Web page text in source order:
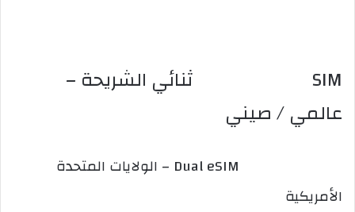
SIM ثنائي الشريحة –
عالمي / صيني
Dual eSIM – الولايات المتحدة
الأمريكية